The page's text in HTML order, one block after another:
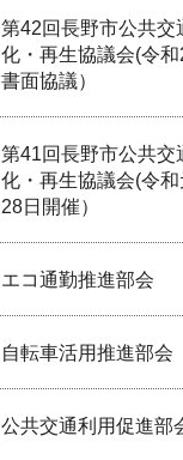
第42回長野市公共交
化・再生協議会(令和
書面協議）
第41回長野市公共交
化・再生協議会(令和
28日開催）
エコ通勤推進部会
自転車活用推進部会
公共交通利用促進部